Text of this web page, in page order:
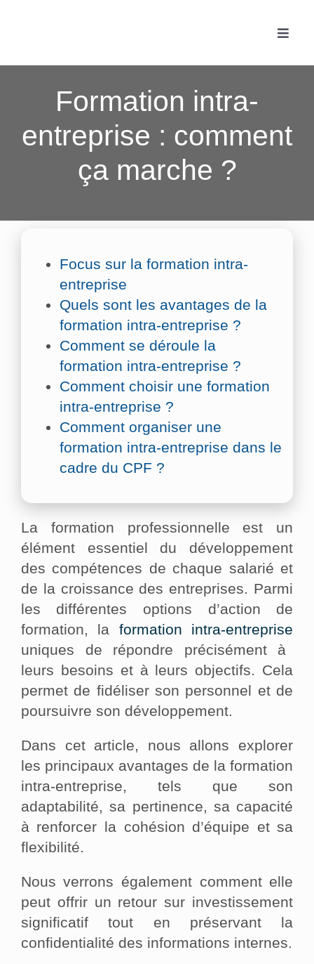
Toggle
Formation intra-
entreprise : comment
ça marche ?
Focus sur la formation intra-
entreprise
Quels sont les avantages de la
formation intra-entreprise ?
Comment se déroule la
formation intra-entreprise ?
Comment choisir une formation
intra-entreprise ?
Comment organiser une
formation intra-entreprise dans le
cadre du CPF ?
La formation professionnelle est un
élément essentiel du développement
des compétences de chaque salarié et
de la croissance des entreprises. Parmi
les différentes options d’action de
formation, la formation intra-entreprise
uniques de répondre précisément à
leurs besoins et à leurs objectifs. Cela
permet de fidéliser son personnel et de
poursuivre son développement.
Dans cet article, nous allons explorer
les principaux avantages de la formation
intra-entreprise, tels que son
adaptabilité, sa pertinence, sa capacité
à renforcer la cohésion d’équipe et sa
flexibilité.
Nous verrons également comment elle
peut offrir un retour sur investissement
significatif tout en préservant la
confidentialité des informations internes.